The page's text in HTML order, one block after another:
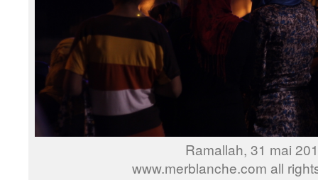
Ramallah, 31 mai
www.merblanche.com all